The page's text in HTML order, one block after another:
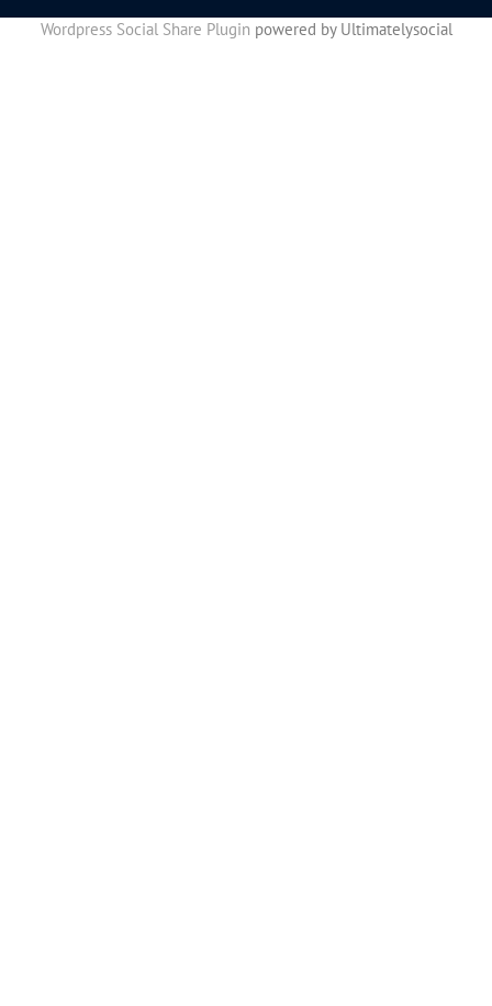
Wordpress Social Share Plugin powered by Ultimatelysocial